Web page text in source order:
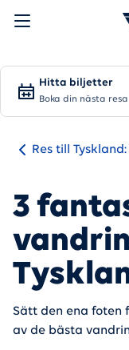
Hitta biljetter
Boka din nästa resa
Res till
3
Sätt den ena foten
av de bästa